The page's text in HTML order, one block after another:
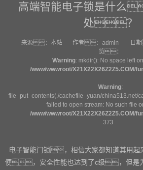
高端智能电子锁是什么
处？
来源： 本站 作者： admin 日
览：
Warning: mkdir(): No space left
/www/wwwroot/X21X22X26Z2Z5.COM/
Warning:
file_put_contents(./cachefile_yuan/china513.net/
failed to open stream: No such file
/www/wwwroot/X21X22X26Z2Z5.COM/
373
电子智能门锁，相信大家都知道其用起
便，安全性能也达到了c级，但是